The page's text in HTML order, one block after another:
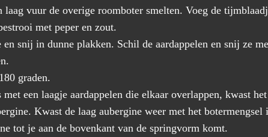
laag vuur de overige roomboter smelten. Voeg de
met peper en zout.
en snij in dunne plakken. Schil de aardappelen en snij ze
graden.
een laagje aardappelen die elkaar overlappen, kwast
Kwast de laag aubergine weer met het
tot je aan de bovenkant van de springvorm komt.